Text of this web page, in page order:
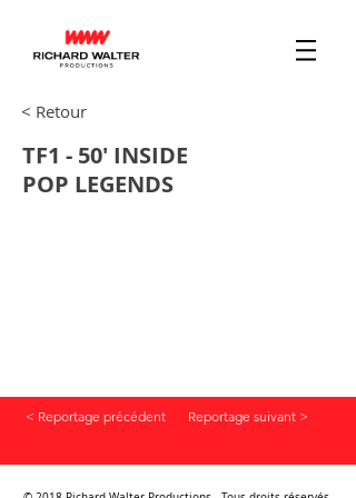
< Retour
TF1 - 50' INSIDE
POP LEGENDS
< Reportage précédent Reportage suivant >